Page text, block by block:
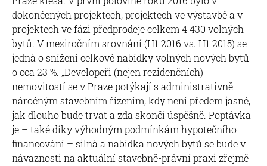
dokončených projektech, projektech ve výstavbě a v
projektech ve fázi předprodeje celkem 4 430 volných
bytů. V meziročním srovnání (H1 2016 vs. H1 2015) se
jedná o snížení celkové nabídky volných nových bytů
o cca 23 %. „Developeři (nejen rezidenčních)
nemovitostí se v Praze potýkají s administrativně
náročným stavebním řízením, kdy není předem jasné,
jak dlouho bude trvat a zda skončí úspěšně. Poptávka
je – také díky výhodným podmínkám hypotečního
financování – silná a nabídka nových bytů se bude v
návaznosti na aktuální stavebně-právní praxi zřejmě